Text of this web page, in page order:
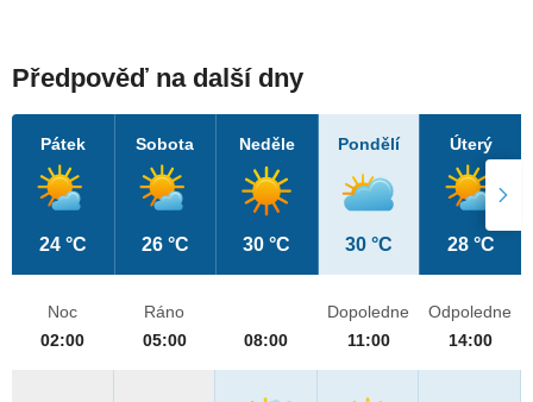
Předpověď na další dny
Pátek
24 °C
Sobota
26 °C
Neděle
30 °C
Pondělí
30 °C
Úterý
28 °C
Noc
02:00
Ráno
05:00
08:00
Dopoledne
11:00
Odpoledne
14:00